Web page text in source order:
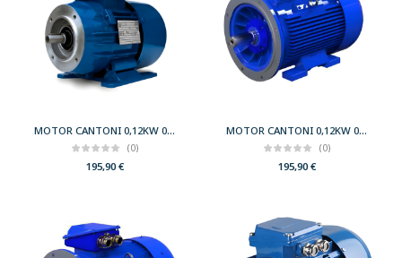
MOTOR CANTONI 0,12KW 0,17CV 750 B34 T71 230/400 IE2
(0)
195,90€
MOTOR CANTONI 0,12KW 0,17CV 750 B35 T71 230/400 IE2
(0)
195,90€